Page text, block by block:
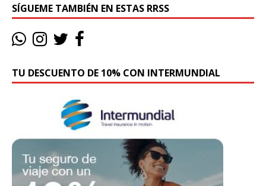
SÍGUEME TAMBIÉN EN ESTAS RRSS
TU DESCUENTO DE 10% CON INTERMUNDIAL